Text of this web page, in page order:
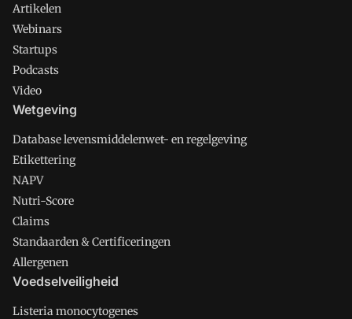
Artikelen
Webinars
Startups
Podcasts
Video
Wetgeving
Database levensmiddelenwet- en regelgeving
Etikettering
NAPV
Nutri-Score
Claims
Standaarden & Certificeringen
Allergenen
Voedselveiligheid
Listeria monocytogenes